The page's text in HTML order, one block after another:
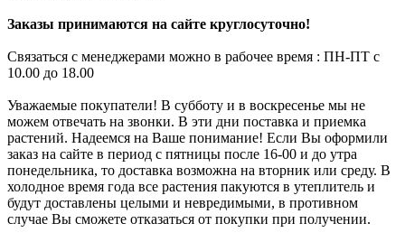
Заказы принимаются на сайте круглосуточно!
Связаться с менеджерами можно в рабочее время : ПН-ПТ с
10.00 до 18.00
Уважаемые покупатели! В субботу и в воскресенье мы не
можем отвечать на звонки. В эти дни поставка и приемка
растений. Надеемся на Ваше понимание! Если Вы оформили
заказ на сайте в период с пятницы после 16-00 и до утра
понедельника, то доставка возможна на вторник или среду. В
холодное время года все растения пакуются в утеплитель и
будут доставлены целыми и невредимыми, в противном
случае Вы сможете отказаться от покупки при получении.